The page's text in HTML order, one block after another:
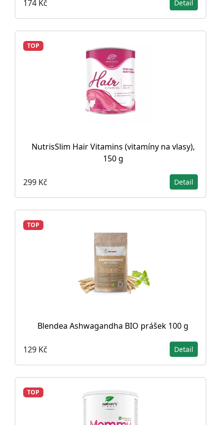
174 Kč Detail
TOP
NutrisSlim Hair Vitamins (vitamíny na vlasy),
150 g
299 Kč Detail
TOP
Blendea Ashwagandha BIO prášek 100 g
129 Kč Detail
TOP